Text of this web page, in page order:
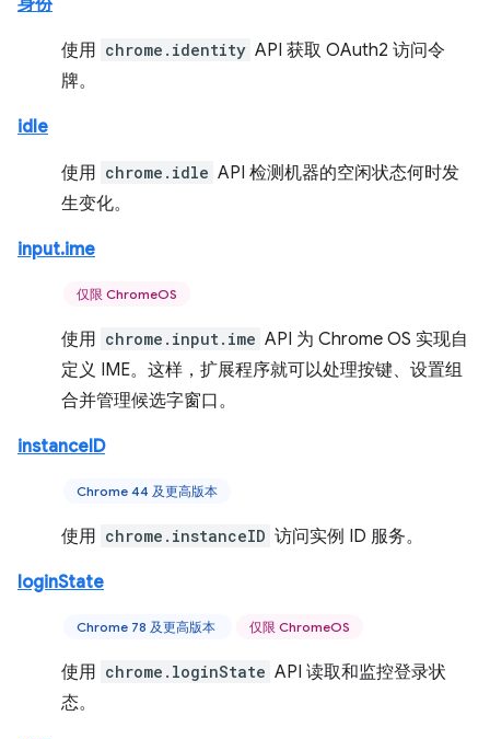
身份
使用 chrome.identity API 获取 OAuth2 访问令
牌。
idle
使用 chrome.idle API 检测机器的空闲状态何时发
生变化。
input.ime
仅限 ChromeOS
使用 chrome.input.ime API 为 Chrome OS 实现自
定义 IME。这样，扩展程序就可以处理按键、设置组
合并管理候选字窗口。
instanceID
Chrome 44 及更高版本
使用 chrome.instanceID 访问实例 ID 服务。
loginState
Chrome 78 及更高版本 仅限 ChromeOS
使用 chrome.loginState API 读取和监控登录状
态。